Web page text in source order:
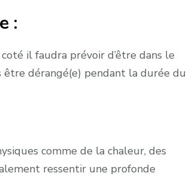
:
il faudra prévoir d’être dans le
dérangé(e) pendant la durée du
comme de la chaleur, des
ressentir une profonde